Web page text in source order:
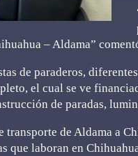
– Aldama”
de paraderos,
el cual se ve
de paradas,
transporte de Aldama a
que laboran en